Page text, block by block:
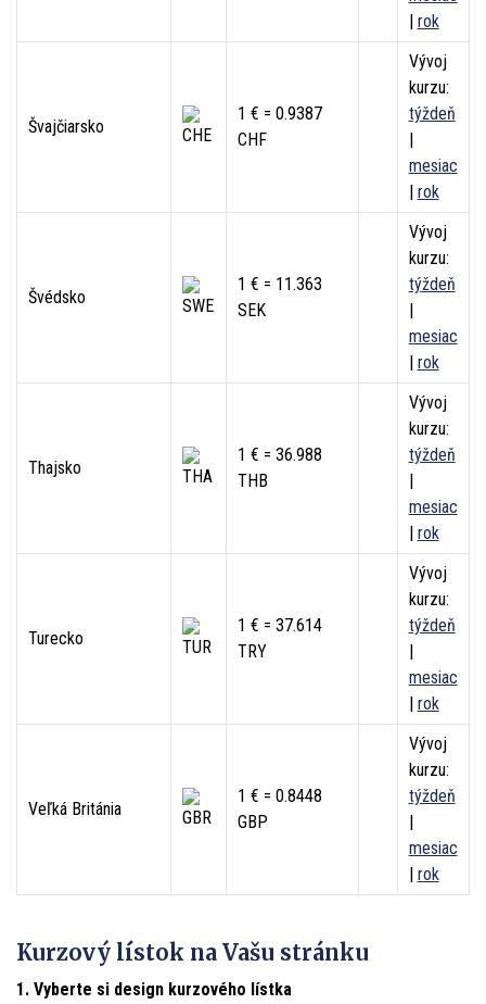
| rok
Švajčiarsko
1 € = 0.9387
CHF
Vývoj
kurzu:
týždeň
|
mesiac
| rok
Švédsko
1 € = 11.363
SEK
Vývoj
kurzu:
týždeň
|
mesiac
| rok
Thajsko
1 € = 36.988
THB
Vývoj
kurzu:
týždeň
|
mesiac
| rok
Turecko
1 € = 37.614
TRY
Vývoj
kurzu:
týždeň
|
mesiac
| rok
Veľká Británia
1 € = 0.8448
GBP
Vývoj
kurzu:
týždeň
|
mesiac
| rok
Kurzový lístok na Vašu stránku
1. Vyberte si design kurzového lístka